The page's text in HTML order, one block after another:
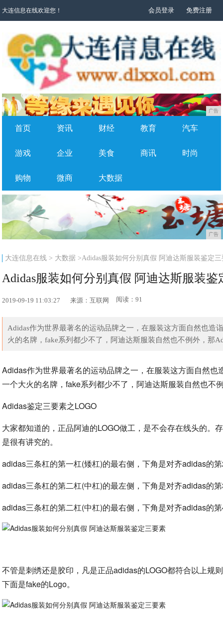
大连信息在线欢迎您！ 会员登录 免费注册
广告
首页 资讯 财经 教育 汽车
游戏 企业 美食 商讯 时尚
购物 微商 大数据
广告
大连信息在线 > 大数据 >Adidas服装如何分别真假 阿迪达斯服装鉴定
Adidas服装如何分别真假 阿迪达斯服装鉴
2019-09-19 11:03:27 来源：互联网 阅读：91
Adidas作为世界最著名的运动品牌之一，在服装这方面自然也
火的名牌，fake系列都少不了，阿迪达斯服装自然也不例外，那
Adidas作为世界最著名的运动品牌之一，在服装这方面自然
一个大火的名牌，fake系列都少不了，阿迪达斯服装自然也
Adidas鉴定三要素之LOGO
大家都知道的，正品阿迪的LOGO做工，是不会存在线头的。
是很有讲究的。
adidas三条杠的第一杠(矮杠)的最右侧，下角是对齐adidas的
adidas三条杠的第二杠(中杠)的最左侧，下角是对齐adidas的
adidas三条杠的第二杠(中杠)的最右侧，下角是对齐adidas的
不管是刺绣还是胶印，凡是正品adidas的LOGO都符合以上规
下面是fake的Logo。